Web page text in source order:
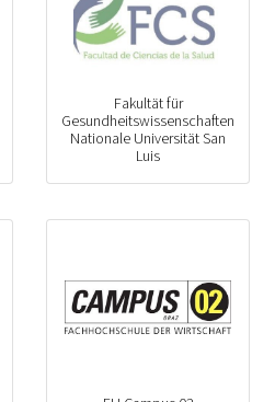
Fakultät für
Gesundheitswissenschaften
Nationale Universität San
Luis